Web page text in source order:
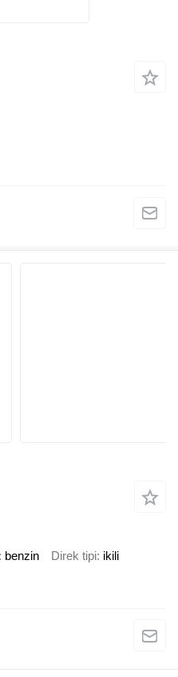
benzin Direk tipi ikili